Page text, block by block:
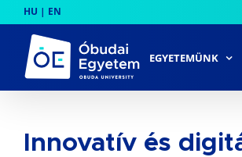
to
content
HU | EN
EGYETEMÜNK
Innovatív és